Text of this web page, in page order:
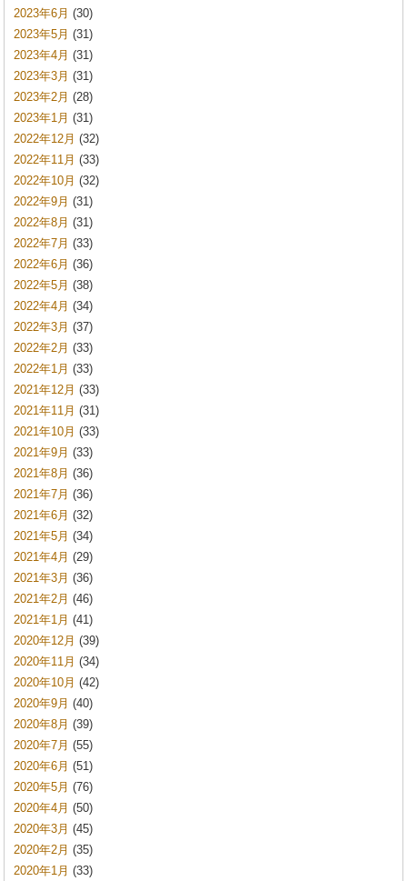
2023年6月 (30)
2023年5月 (31)
2023年4月 (31)
2023年3月 (31)
2023年2月 (28)
2023年1月 (31)
2022年12月 (32)
2022年11月 (33)
2022年10月 (32)
2022年9月 (31)
2022年8月 (31)
2022年7月 (33)
2022年6月 (36)
2022年5月 (38)
2022年4月 (34)
2022年3月 (37)
2022年2月 (33)
2022年1月 (33)
2021年12月 (33)
2021年11月 (31)
2021年10月 (33)
2021年9月 (33)
2021年8月 (36)
2021年7月 (36)
2021年6月 (32)
2021年5月 (34)
2021年4月 (29)
2021年3月 (36)
2021年2月 (46)
2021年1月 (41)
2020年12月 (39)
2020年11月 (34)
2020年10月 (42)
2020年9月 (40)
2020年8月 (39)
2020年7月 (55)
2020年6月 (51)
2020年5月 (76)
2020年4月 (50)
2020年3月 (45)
2020年2月 (35)
2020年1月 (33)